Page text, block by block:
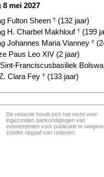
8 mei 2027
Fulton Sheen † (132 jaar)
H. Charbel Makhlouf † (199
Johannes Maria Vianney †
Paus Leo XIV (2 jaar)
Franciscusbasiliek
Clara Fey † (133 jaar)
De redactie houdt zich het recht voor
ingezonden aankondigingen van
evenementen voor publicatie te
zonder opgaaf van redenen.